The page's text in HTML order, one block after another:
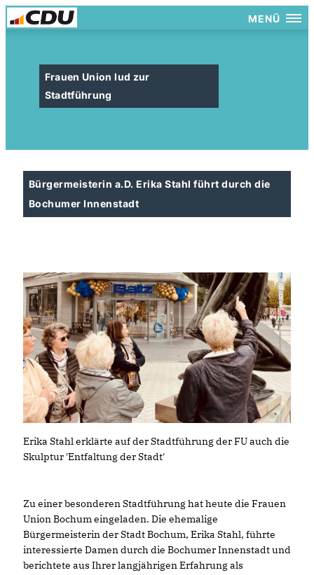
MENÜ
Frauen Union lud zur
Stadtführung
Bürgermeisterin a.D. Erika Stahl führt durch die
Bochumer Innenstadt
Erika Stahl erklärte auf der Stadtführung der FU auch die
Skulptur 'Entfaltung der Stadt'
Zu einer besonderen Stadtführung hat heute die Frauen
Union Bochum eingeladen. Die ehemalige
Bürgermeisterin der Stadt Bochum, Erika Stahl, führte
interessierte Damen durch die Bochumer Innenstadt und
berichtete aus Ihrer langjährigen Erfahrung als